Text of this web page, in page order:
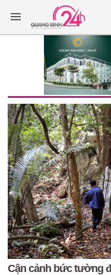
Cận cảnh bức tường